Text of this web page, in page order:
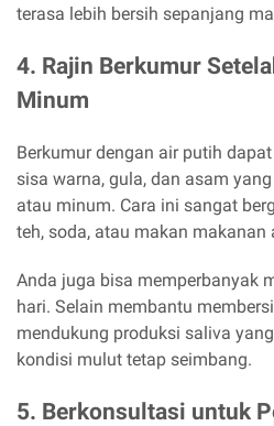
terasa lebih bersih sepanjang
4. Rajin Berkumur
Minum
Berkumur dengan air putih
sisa warna, gula, dan asam
atau minum. Cara ini sangat
teh, soda, atau makan makanan
Anda juga bisa memperbanyak
hari. Selain membantu
mendukung produksi saliva
kondisi mulut tetap seimbang.
5. Berkonsultasi untuk